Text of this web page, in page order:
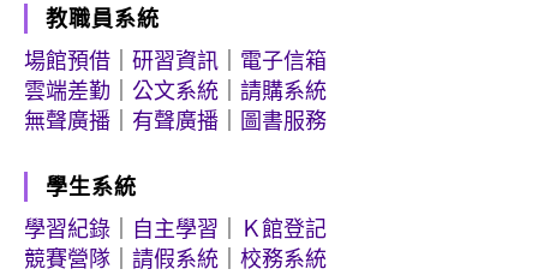
教職員系統
場館預借
研習資訊
電子信箱
雲端差勤
公文系統
請購系統
無聲廣播
有聲廣播 圖書服務
學生系統
學習紀錄
自主學習
Ｋ館登記
競賽營隊
請假系統 校務系統